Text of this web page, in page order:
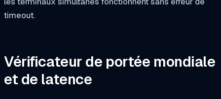
timeout.
Vérificateur de portée mondiale
et de latence